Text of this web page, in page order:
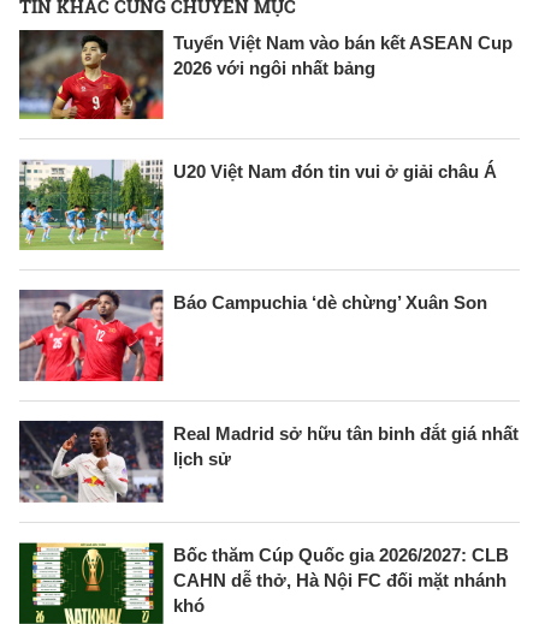
TIN KHÁC CÙNG CHUYÊN MỤC
Tuyển Việt Nam vào bán kết ASEAN Cup
2026 với ngôi nhất bảng
U20 Việt Nam đón tin vui ở giải châu Á
Báo Campuchia ‘dè chừng’ Xuân Son
Real Madrid sở hữu tân binh đắt giá nhất
lịch sử
Bốc thăm Cúp Quốc gia 2026/2027: CLB
CAHN dễ thở, Hà Nội FC đối mặt nhánh
khó